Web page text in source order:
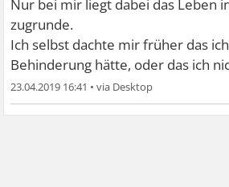
Kennt das jemand ? Und gibt es eine
zu werden? Ich kann mich ja mit rot
abfinden , aber das ist schon ne
in dem Moment wirklich wie ne
Nur bei mir liegt dabei das Leben
zugrunde.
Ich selbst dachte mir früher das
Behinderung hätte, oder das ich
23.04.2019 16:41 •